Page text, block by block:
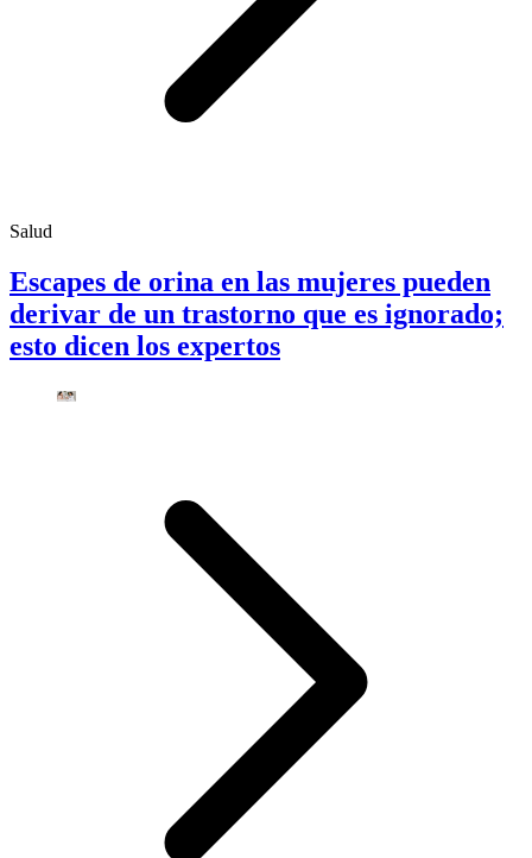
Salud
Escapes de orina en las mujeres pueden
derivar de un trastorno que es ignorado;
esto dicen los expertos